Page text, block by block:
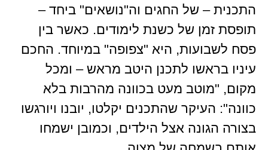
התכנית – של החגים וה"נושאים" ביחד –
תופסת זמן של כשנת לימודים. כאשר בין
פסח לשבועות, היא "צפופה" במיוחד. החכם
עיניו בראשו לתכנן היטב מראש – ומכל
מקום, "מוטב מעט בכוונה מהרבות בלא
כוונה": העיקר שהתכנים יקלטו, יובנו ויורגשו
בצורה הגונה אצל הילדים, וכמובן ישמחו